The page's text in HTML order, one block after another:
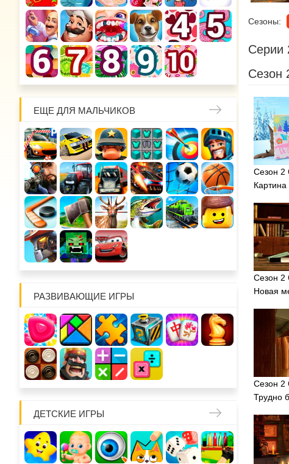
ЕЩЕ ДЛЯ МАЛЬЧИКОВ
РАЗВИВАЮЩИЕ ИГРЫ
ДЕТСКИЕ ИГРЫ
Сезоны:
Серии
Сезон
Сезон 2
Сезон 2
Новая
Сезон 2
Трудно